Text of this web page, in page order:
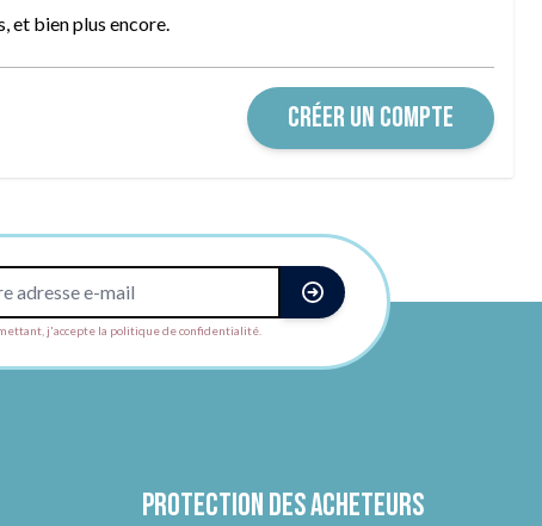
et bien plus encore.
CRÉER UN COMPTE
j'accepte la politique de confidentialité.
Protection des acheteurs